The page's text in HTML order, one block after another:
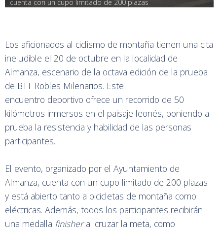
cuenta con un cupo limitado de 200 plazas
Los aficionados al ciclismo de montaña tienen una cita
ineludible el 20 de octubre en la localidad de
Almanza, escenario de la octava edición de la prueba
de BTT Robles Milenarios. Este
encuentro deportivo ofrece un recorrido de 50
kilómetros inmersos en el paisaje leonés, poniendo a
prueba la resistencia y habilidad de las personas
participantes.
El evento, organizado por el Ayuntamiento de
Almanza, cuenta con un cupo limitado de 200 plazas
y está abierto tanto a bicicletas de montaña como
eléctricas. Además, todos los participantes recibirán
una medalla finisheral cruzar la meta, como